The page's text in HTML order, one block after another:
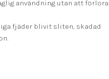
användning utan att förlora
fjäder blivit sliten, skadad